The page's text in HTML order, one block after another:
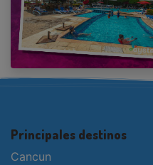
Principales destinos
Cancun